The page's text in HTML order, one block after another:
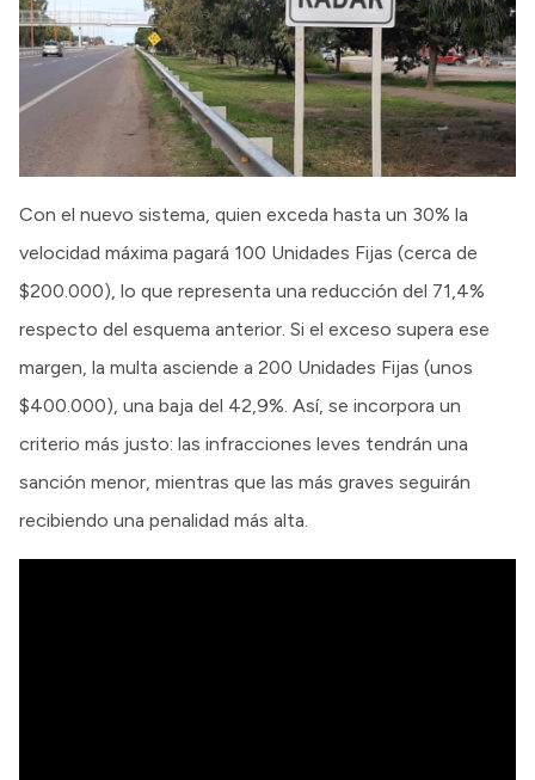
Con el nuevo sistema, quien exceda hasta un 30% la
velocidad máxima pagará 100 Unidades Fijas (cerca de
$200.000), lo que representa una reducción del 71,4%
respecto del esquema anterior. Si el exceso supera ese
margen, la multa asciende a 200 Unidades Fijas (unos
$400.000), una baja del 42,9%. Así, se incorpora un
criterio más justo: las infracciones leves tendrán una
sanción menor, mientras que las más graves seguirán
recibiendo una penalidad más alta.